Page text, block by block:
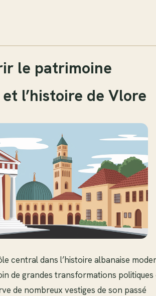
le patrimoine
l’histoire de Vlore
central dans l’histoire albanaise
de grandes transformations politiques
de nombreux vestiges de son passé